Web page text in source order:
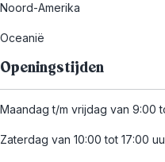
Noord-Amerika
Oceanië
Openingstijden
Maandag t/m vrijdag van 9:00
Zaterdag van 10:00 tot 17:00